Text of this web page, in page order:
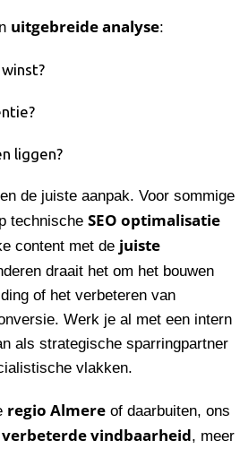
uitgebreide analyse:
liggen?
de juiste aanpak. Voor sommige
technische SEO optimalisatie
content met de juiste
draait het om het bouwen
of het verbeteren van
Werk je al met een intern
als strategische sparringpartner
vlakken.
regio Almere of daarbuiten, ons
verbeterde vindbaarheid, meer